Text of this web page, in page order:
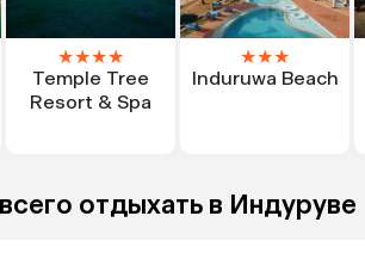
★★★★
Temple Tree
Resort & Spa
★★★
Induruwa Beach
отдыхать в Индуруве